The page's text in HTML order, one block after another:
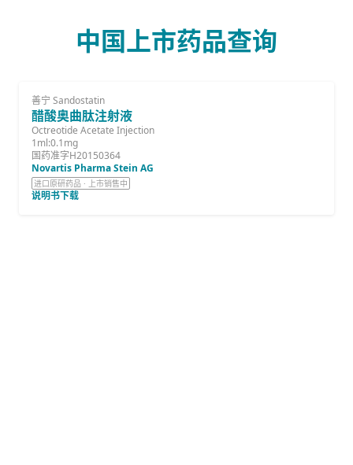
中国上市药品查询
善宁 Sandostatin
醋酸奥曲肽注射液
Octreotide Acetate Injection
1ml:0.1mg
国药准字H20150364
Novartis Pharma Stein AG
进口原研药品 · 上市销售中
说明书下载